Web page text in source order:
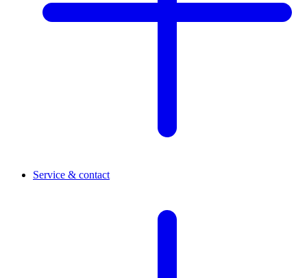
Service & contact